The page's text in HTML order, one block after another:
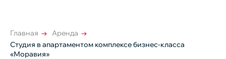
Главная → Аренда →
Студия в апартаментом комплексе бизнес-класса
«Моравия»
ID 009